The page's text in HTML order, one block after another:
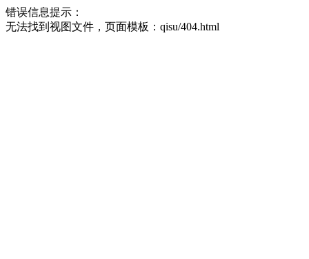
错误信息提示：
无法找到视图文件，页面模板：qisu/404.html